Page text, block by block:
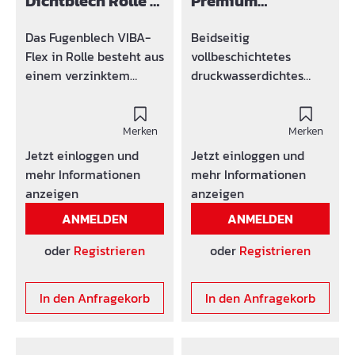
(PE) belegt.
Das Fugenblech VIBA-
Flex in Rolle besteht aus
einem verzinktem
Polymerbitumenbeschi
chtung
(Klebebeschichtung).
Die Beschichtung ist
mit einer beidseitig
reißfesten, der Länge
geteiltem; leicht
abziehbaren
Merken
Jetzt einloggen und
mehr Informationen
anzeigen
ANMELDEN
oder Registrieren
In den Anfragekorb
mm, beidseitige
Verbundbeschicht
ung
Beidseitig
vollbeschichtetes
druckwasserdichtes
ent. Die drucksensible
oberächenvergrössernd
e
Frischbetonverbundbes
chichtung geht einen
extrem hohen
Haftverbund mit dem
dauerhaft aktiv. Am
Stoß ist ein Bentonit
Merken
Jetzt einloggen und
mehr Informationen
anzeigen
ANMELDEN
oder Registrieren
In den Anfragekorb